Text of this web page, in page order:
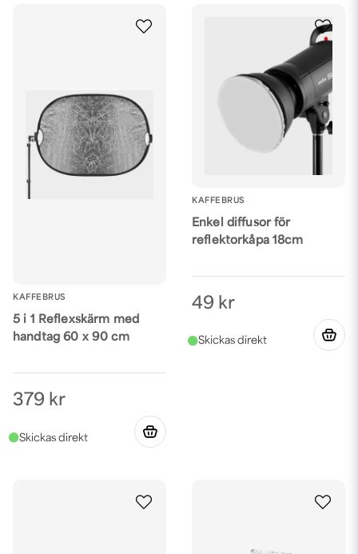
KAFFEBRUS
5 i 1 Reflexskärm med
handtag 60 x 90 cm
379 kr
KAFFEBRUS
Enkel diffusor för
reflektorkåpa 18cm
49 kr